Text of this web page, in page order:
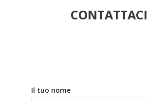
CONTATTACI
Il tuo nome